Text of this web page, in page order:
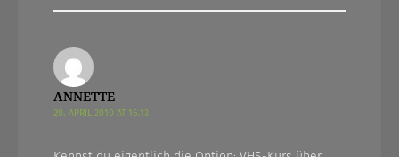
ANNETTE
20. APRIL 2010 AT 16.13